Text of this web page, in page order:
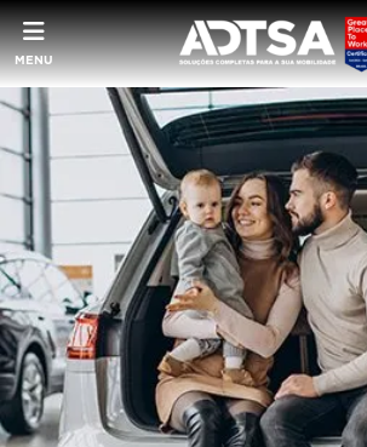
MENU